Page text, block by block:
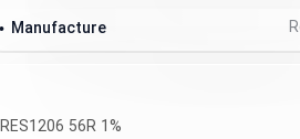
Manufacture
RES1206 56R 1%